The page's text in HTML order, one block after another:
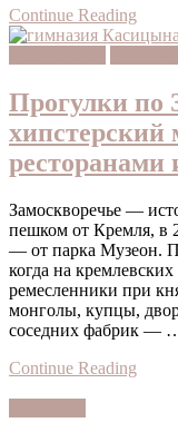
Continue Reading
Прогулки по
Замоскворечье —
пешком от Кремля, в
— от парка Музеон.
когда на
ремесленники при
монголы, купцы,
соседних фабрик —
Continue Reading